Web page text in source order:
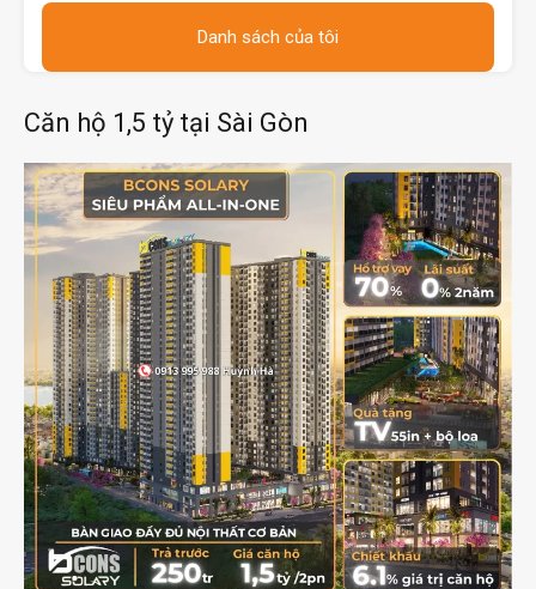
Danh sách của tôi
Căn hộ 1,5 tỷ tại Sài Gòn